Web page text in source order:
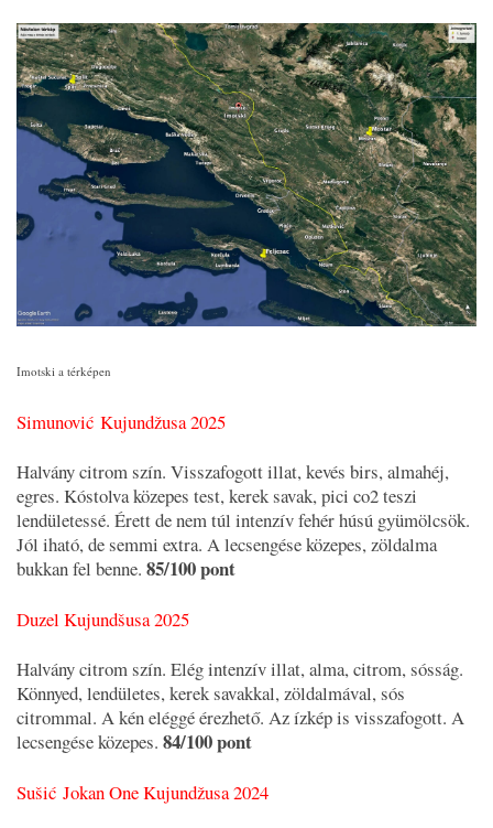
Imotski a térképen
Simunović Kujundžusa 2025
Halvány citrom szín. Visszafogott illat, kevés birs, almahéj,
egres. Kóstolva közepes test, kerek savak, pici co2 teszi
lendületessé. Érett de nem túl intenzív fehér húsú gyümölcsök.
Jól iható, de semmi extra. A lecsengése közepes, zöldalma
bukkan fel benne. 85/100 pont
Duzel Kujundšusa 2025
Halvány citrom szín. Elég intenzív illat, alma, citrom, sósság.
Könnyed, lendületes, kerek savakkal, zöldalmával, sós
citrommal. A kén eléggé érezhető. Az ízkép is visszafogott. A
lecsengése közepes. 84/100 pont
Sušić Jokan One Kujundžusa 2024